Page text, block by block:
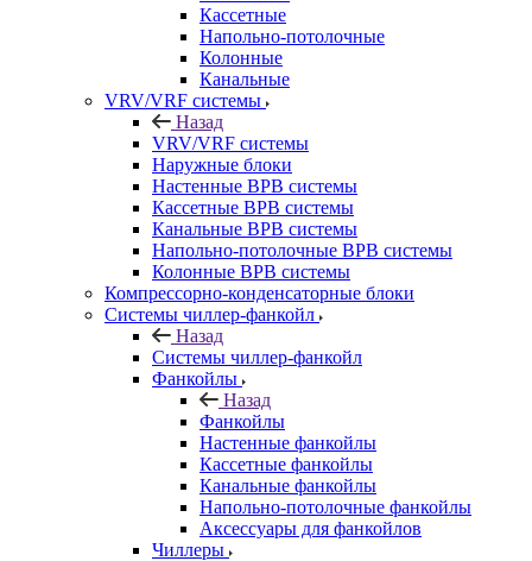
Кассетные
Напольно-потолочные
Колонные
Канальные
VRV/VRF системы
Назад
VRV/VRF системы
Наружные блоки
Настенные ВРВ системы
Кассетные ВРВ системы
Канальные ВРВ системы
Напольно-потолочные ВРВ системы
Колонные ВРВ системы
Компрессорно-конденсаторные блоки
Системы чиллер-фанкойл
Назад
Системы чиллер-фанкойл
Фанкойлы
Назад
Фанкойлы
Настенные фанкойлы
Кассетные фанкойлы
Канальные фанкойлы
Напольно-потолочные фанкойлы
Аксессуары для фанкойлов
Чиллеры